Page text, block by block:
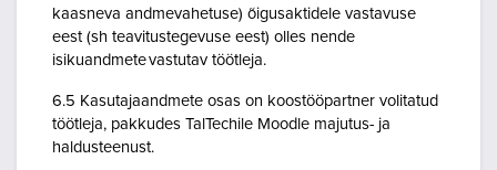
kaasneva andmevahetuse) õigusaktidele vastavuse
eest (sh teavitustegevuse eest) olles nende
isikuandmete vastutav töötleja.
6.5 Kasutajaandmete osas on koostööpartner volitatud
töötleja, pakkudes TalTechile Moodle majutus- ja
haldusteenust.